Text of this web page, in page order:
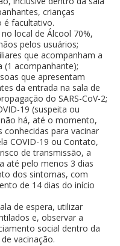
crianças
é facultativo.
local de Álcool 70%,
pelos usuários;
que acompanham a
(1 acompanhante);
que apresentam
da entrada na sala de
do SARS-CoV-2;
19 (suspeita ou
há, até o momento,
conhecidas para vacinar
COVID-19 ou Contato,
de transmissão, a
até pelo menos 3 dias
dos sintomas, com
de 14 dias do início
de espera, utilizar
e, observar a
social dentro da
vacinação.